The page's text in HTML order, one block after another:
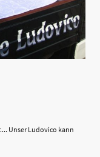
Unser Ludovico kann